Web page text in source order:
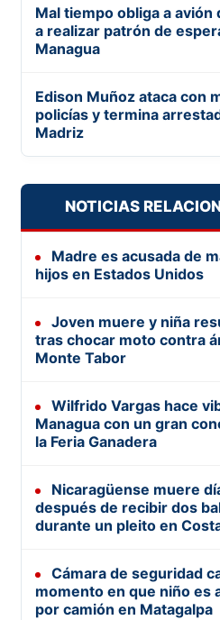
Mal tiempo obliga a avión
a realizar patrón de
Managua
Edison Muñoz ataca con
policías y termina
Madriz
NOTICIAS
Madre es acusada de
hijos en Estados Unidos
Joven muere y niña
tras chocar moto contra
Monte Tabor
Wilfrido Vargas hace
Managua con un gran
la Feria Ganadera
Nicaragüense muere
después de recibir dos
durante un pleito en
Cámara de seguridad
momento en que niño es
por camión en Matagalpa